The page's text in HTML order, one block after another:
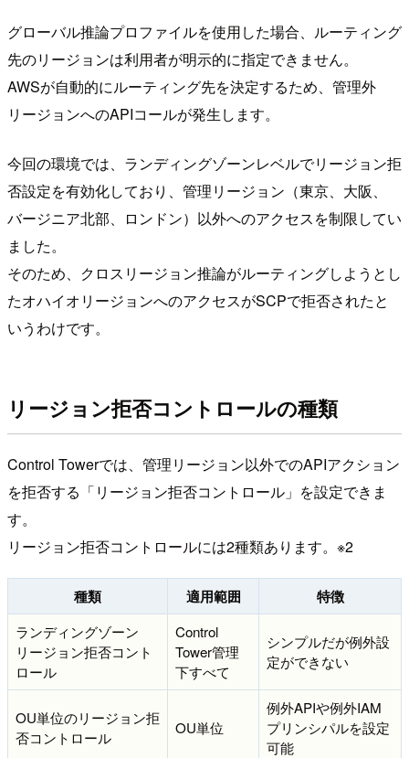
グローバル推論プロファイルを使用した場合、ルーティング
先のリージョンは利用者が明示的に指定できません。
AWSが自動的にルーティング先を決定するため、管理外
リージョンへのAPIコールが発生します。
今回の環境では、ランディングゾーンレベルでリージョン拒
否設定を有効化しており、管理リージョン（東京、大阪、
バージニア北部、ロンドン）以外へのアクセスを制限してい
ました。
そのため、クロスリージョン推論がルーティングしようとし
たオハイオリージョンへのアクセスがSCPで拒否されたと
いうわけです。
リージョン拒否コントロールの種類
Control Towerでは、管理リージョン以外でのAPIアクション
を拒否する「リージョン拒否コントロール」を設定できま
す。
リージョン拒否コントロールには2種類あります。※2
種類 適用範囲 特徴
ランディングゾーン
リージョン拒否コント
ロール
Control
Tower管理
下すべて
シンプルだが例外設
定ができない
OU単位のリージョン拒
否コントロール
OU単位
例外APIや例外IAM
プリンシパルを設定
可能